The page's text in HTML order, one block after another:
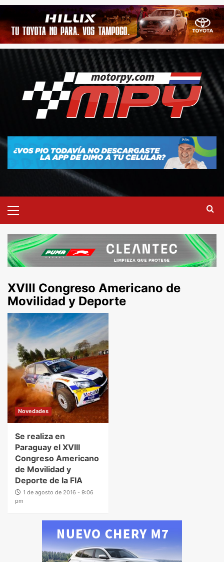
XVIII Congreso Americano de
Movilidad y Deporte
Novedades
Se realiza en
Paraguay el XVIII
Congreso Americano
de Movilidad y
Deporte de la FIA
1 de agosto de 2016 - 9:06
pm